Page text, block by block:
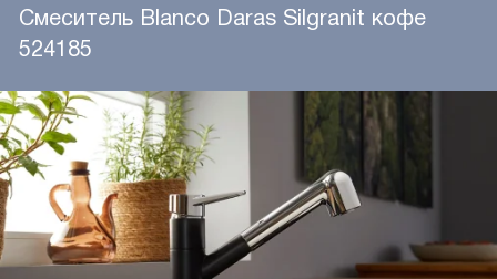
Смеситель Blanco Daras Silgranit кофе
524185